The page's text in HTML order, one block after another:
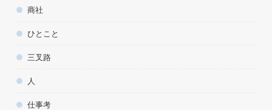
商社
ひとこと
三叉路
人
仕事考